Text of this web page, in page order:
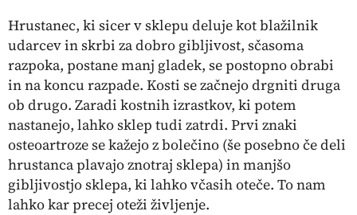
Hrustanec, ki sicer v sklepu deluje kot blažilnik
udarcev in skrbi za dobro gibljivost, sčasoma
razpoka, postane manj gladek, se postopno obrabi
in na koncu razpade. Kosti se začnejo drgniti druga
ob drugo. Zaradi kostnih izrastkov, ki potem
nastanejo, lahko sklep tudi zatrdi. Prvi znaki
osteoartroze se kažejo z bolečino (še posebno če deli
hrustanca plavajo znotraj sklepa) in manjšo
gibljivostjo sklepa, ki lahko včasih oteče. To nam
lahko kar precej oteži življenje.